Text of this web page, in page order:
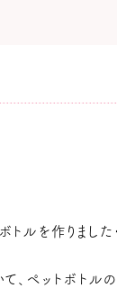
ルを作りました
、ペットボトル